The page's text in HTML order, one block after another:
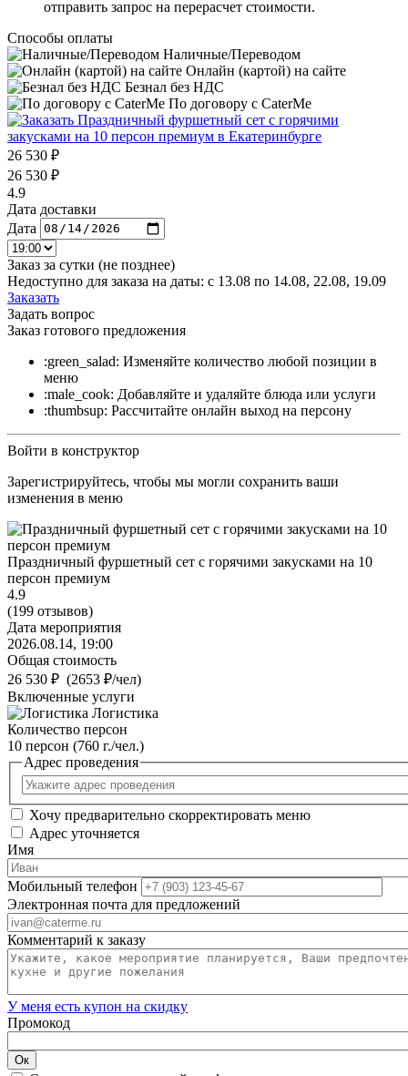
отправить запрос на перерасчет стоимости.
Способы оплаты
Наличные/Переводом
Онлайн (картой) на сайте
Безнал без НДС
По договору с CaterMe
26 530 ₽
26 530 ₽
4.9
Дата доставки
Дата
Заказ за сутки (не позднее)
Недоступно для заказа на даты: c 13.08 по 14.08, 22.08, 19.09
Заказать
Задать вопрос
Заказ готового предложения
:green_salad: Изменяйте количество любой позиции в
меню
:male_cook: Добавляйте и удаляйте блюда или услуги
:thumbsup: Рассчитайте онлайн выход на персону
Войти в конструктор
Зарегистрируйтесь, чтобы мы могли сохранить ваши
изменения в меню
Праздничный фуршетный сет с горячими закусками на 10
персон премиум
4.9
(199 отзывов)
Дата мероприятия
2026.08.14, 19:00
Общая стоимость
26 530 ₽ (2653 ₽/чел)
Включенные услуги
Логистика
Количество персон
10 персон (760 г./чел.)
Адрес проведения
Хочу предварительно скорректировать меню
Адрес уточняется
Имя
Мобильный телефон
Электронная почта для предложений
Комментарий к заказу
У меня есть купон на скидку
Промокод